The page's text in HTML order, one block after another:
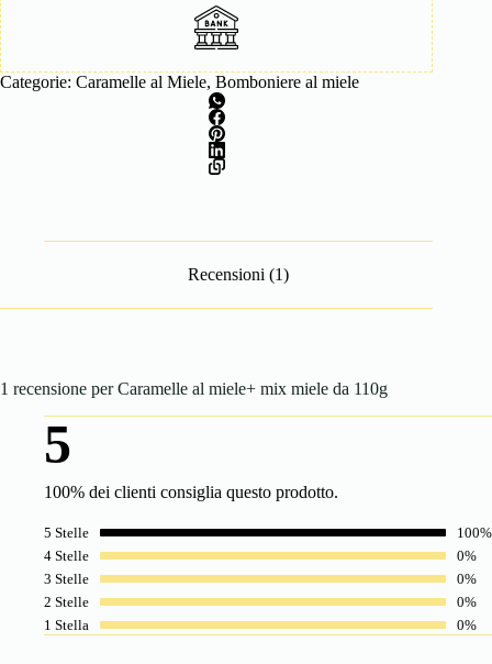
Categorie: Caramelle al Miele, Bomboniere al miele
Recensioni (1)
1 recensione perCaramelle al miele+ mix miele da 110g
5
100% dei clienti consiglia questo prodotto.
5 Stelle
100%
4 Stelle
0%
3 Stelle
0%
2 Stelle
0%
1 Stella
0%